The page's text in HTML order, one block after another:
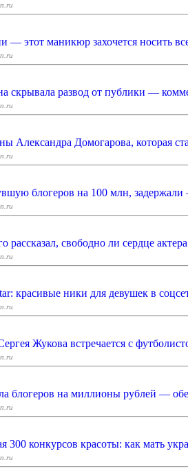
— этот маникюр захочется носить
скрывала развод от публики —
Александра Домогарова, которая
блогеров на 100 млн, задержали
свободно ли сердце актера
красивые ники для девушек в
Жукова встречается с
блогеров на миллионы рублей —
300 конкурсов красоты: как мать